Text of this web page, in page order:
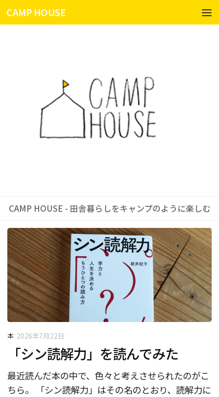
コンテンツへスキップ
CAMP HOUSE
CAMP HOUSE - 田舎暮らしをキャンプのように楽しむ
本 2026年7月22日
「シン読解力」を読んでみた
最近読んだ本の中で、色々と考えさせられたのがこ
ちら。 「シン読解力」はその名のとおり、読解力に